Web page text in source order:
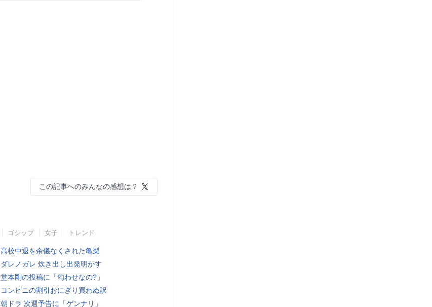
この記事へのみんなの感想は？
ゴシップ 女子 トレンド
高校中退を余儀なくされた亀梨
ダレノガレ 炊き出し出発明かす
堂本剛の投稿に「匂わせなの?」
コンビニの割引おにぎり買わぬ訳
朝ドラ 次週予告に「ゲンナリ」